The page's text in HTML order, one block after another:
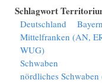
Schlagwort
Deutschland
Bayern
Mittelfranken (AN,
WUG)
Schwaben
nördliches